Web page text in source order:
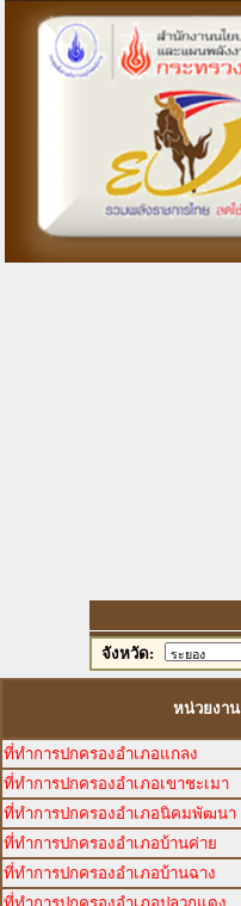
จังหวัด:
หน่วยงาน
ที่ทำการปกครองอำเภอแกลง
ที่ทำการปกครองอำเภอเขาชะเมา
ที่ทำการปกครองอำเภอนิคมพัฒนา
ที่ทำการปกครองอำเภอบ้านค่าย
ที่ทำการปกครองอำเภอบ้านฉาง